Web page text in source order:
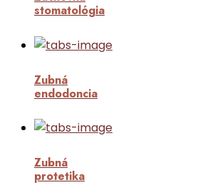
stomatológia
Zubná
endodoncia
Zubná
protetika